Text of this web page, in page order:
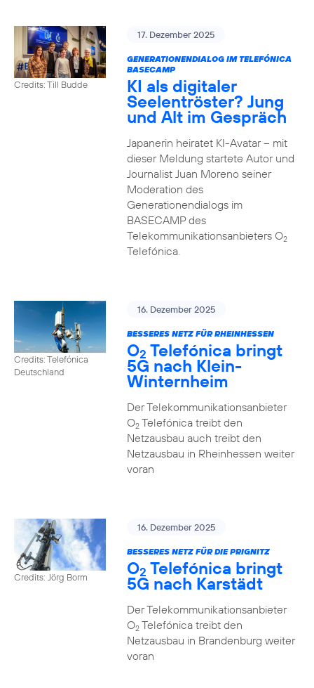
Credits: Till Budde
17. Dezember 2025
GENERATIONENDIALOG IM TELEFÓNICA
BASECAMP
KI als digitaler
Seelentröster? Jung
und Alt im Gespräch
Japanerin heiratet KI-Avatar – mit
dieser Meldung startete Autor und
Journalist Juan Moreno seiner
Moderation des
Generationendialogs im
BASECAMP des
Telekommunikationsanbieters O2
Telefónica.
Credits: Telefónica
Deutschland
16. Dezember 2025
BESSERES NETZ FÜR RHEINHESSEN
O2 Telefónica bringt
5G nach Klein-
Winternheim
Der Telekommunikationsanbieter
O2Telefónica treibt den
Netzausbau auch treibt den
Netzausbau in Rheinhessen weiter
voran
Credits: Jörg Borm
16. Dezember 2025
BESSERES NETZ FÜR DIE PRIGNITZ
O2 Telefónica bringt
5G nach Karstädt
Der Telekommunikationsanbieter
O2Telefónica treibt den
Netzausbau in Brandenburg weiter
voran